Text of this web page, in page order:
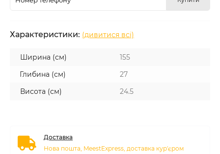
Характеристики: (дивитися всі)
Ширина (см)
155
Глибина (см)
27
Висота (см)
24.5
Доставка
Нова пошта, MeestExpress, доставка кур'єром